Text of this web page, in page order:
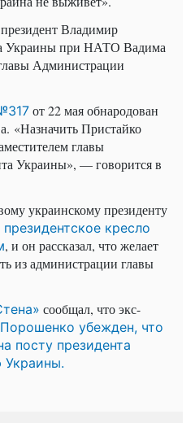
Владимир
Украины при НАТО Вадима
Администрации
от 22 мая обнародован
«Назначить Пристайко
главы
Украины», — говорится в
украинскому президенту
кресло
, и он рассказал, что желает
из администрации главы
сообщал, что экс-
Порошенко убежден, что
посту президента
Украины.